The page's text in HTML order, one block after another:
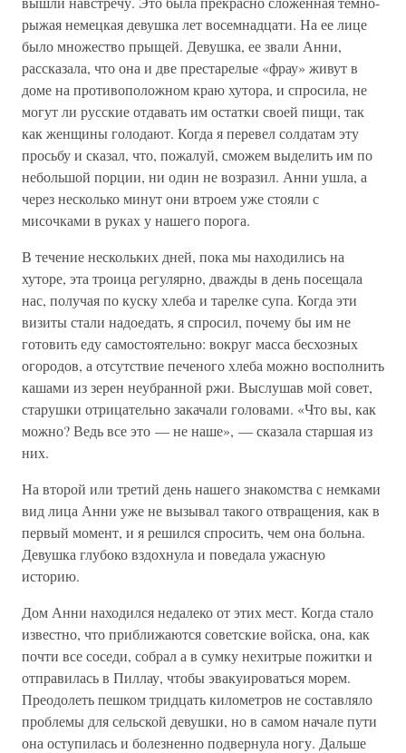
рыжая немецкая девушка лет восемнадцати. На ее лице
было множество прыщей. Девушка, ее звали Анни,
рассказала, что она и две престарелые «фрау» живут в
доме на противоположном краю хутора, и спросила, не
могут ли русские отдавать им остатки своей пищи, так
как женщины голодают. Когда я перевел солдатам эту
просьбу и сказал, что, пожалуй, сможем выделить им по
небольшой порции, ни один не возразил. Анни ушла, а
через несколько минут они втроем уже стояли с
мисочками в руках у нашего порога.
В течение нескольких дней, пока мы находились на
хуторе, эта троица регулярно, дважды в день посещала
нас, получая по куску хлеба и тарелке супа. Когда эти
визиты стали надоедать, я спросил, почему бы им не
готовить еду самостоятельно: вокруг масса бесхозных
огородов, а отсутствие печеного хлеба можно восполнить
кашами из зерен неубранной ржи. Выслушав мой совет,
старушки отрицательно закачали головами. «Что вы, как
можно? Ведь все это — не наше», — сказала старшая из
них.
На второй или третий день нашего знакомства с немками
вид лица Анни уже не вызывал такого отвращения, как в
первый момент, и я решился спросить, чем она больна.
Девушка глубоко вздохнула и поведала ужасную
историю.
Дом Анни находился недалеко от этих мест. Когда стало
известно, что приближаются советские войска, она, как
почти все соседи, собрал а в сумку нехитрые пожитки и
отправилась в Пиллау, чтобы эвакуироваться морем.
Преодолеть пешком тридцать километров не составляло
проблемы для сельской девушки, но в самом начале пути
она оступилась и болезненно подвернула ногу. Дальше